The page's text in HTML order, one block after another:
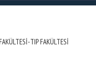
TIP FAKÜLTESİ